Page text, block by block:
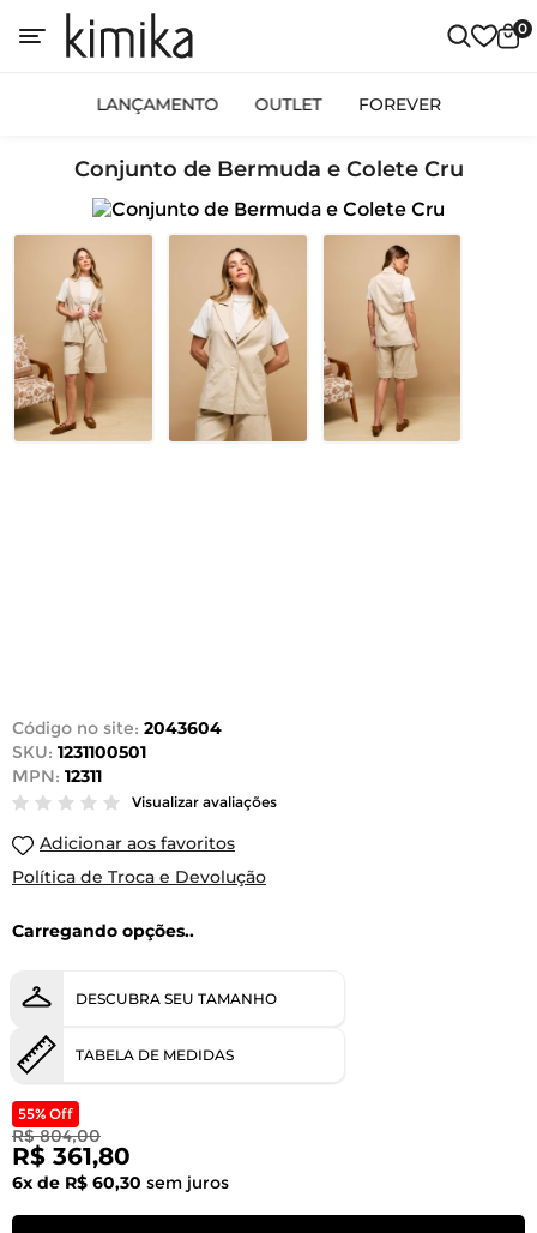
0
LANÇAMENTO OUTLET FOREVER
Conjunto de Bermuda e Colete Cru
Código no site: 2043604
SKU: 1231100501
MPN: 12311
Visualizar avaliações
Adicionar aos favoritos
Política de Troca e Devolução
Carregando opções..
DESCUBRA SEU TAMANHO
TABELA DE MEDIDAS
55% Off
R$ 804,00
R$ 361,80
6x de R$ 60,30 sem juros